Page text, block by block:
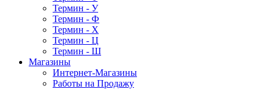
Термин - У
Термин - Ф
Термин - Х
Термин - Ц
Термин - Ш
Магазины
Интернет-Магазины
Работы на Продажу